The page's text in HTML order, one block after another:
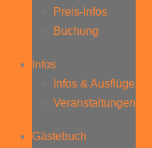
Preis-Infos
Buchung
Infos
Infos & Ausflüge
Veranstaltungen
Gästebuch